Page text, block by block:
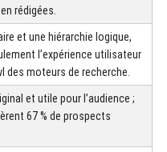
rédigées.
et une hiérarchie logique,
l’expérience utilisateur
des moteurs de recherche.
et utile pour l’audience ;
67 % de prospects